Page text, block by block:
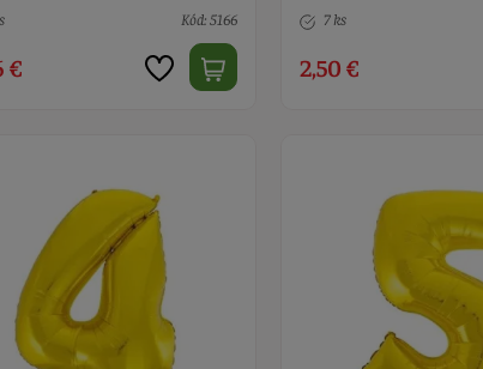
Kód: 5166
€
7 ks
2,50 €